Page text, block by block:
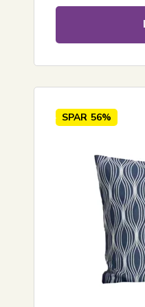
SPAR 56%